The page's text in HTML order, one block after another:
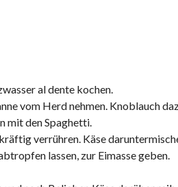
al dente kochen.
vom Herd nehmen. Knoblauch
mit den Spaghetti.
verrühren. Käse
lassen, zur Eimasse geben.